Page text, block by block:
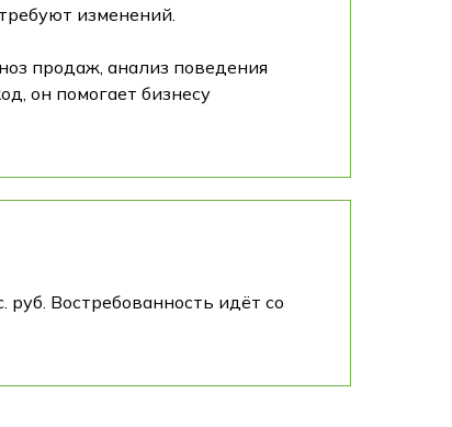
изменений.
продаж, анализ поведения
он помогает бизнесу
Востребованность идёт со